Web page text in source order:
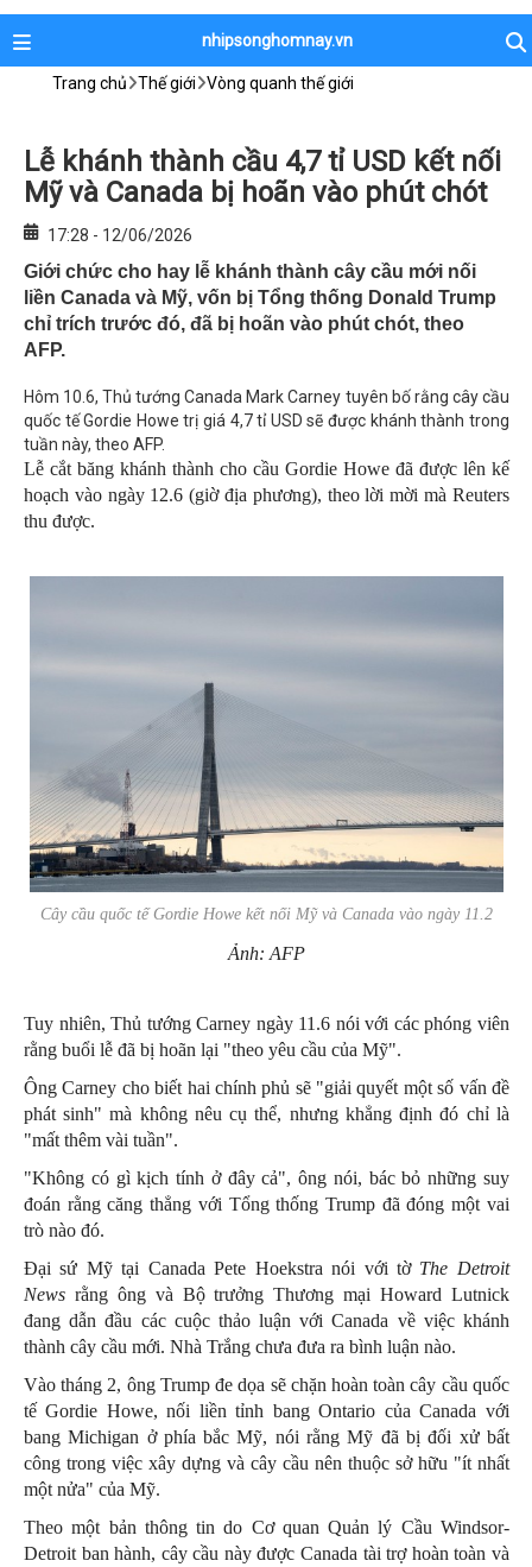
nhipsonghomnay.vn
Trang chủ Thế giới Vòng quanh thế giới
Lễ khánh thành cầu 4,7 tỉ USD kết nối
Mỹ và Canada bị hoãn vào phút chót
17:28 - 12/06/2026
Giới chức cho hay lễ khánh thành cây cầu mới nối
liền Canada và Mỹ, vốn bị Tổng thống Donald Trump
chỉ trích trước đó, đã bị hoãn vào phút chót, theo
AFP.
Hôm 10.6, Thủ tướng Canada Mark Carney tuyên bố rằng cây cầu
quốc tế Gordie Howe trị giá 4,7 tỉ USD sẽ được khánh thành trong
tuần này, theo AFP.
Lễ cắt băng khánh thành cho cầu Gordie Howe đã được lên kế
hoạch vào ngày 12.6 (giờ địa phương), theo lời mời mà Reuters
thu được.
Cây cầu quốc tế Gordie Howe kết nối Mỹ và Canada vào ngày 11.2
Ảnh: AFP
Tuy nhiên, Thủ tướng Carney ngày 11.6 nói với các phóng viên
rằng buổi lễ đã bị hoãn lại "theo yêu cầu của Mỹ".
Ông Carney cho biết hai chính phủ sẽ "giải quyết một số vấn đề
phát sinh" mà không nêu cụ thể, nhưng khẳng định đó chỉ là
"mất thêm vài tuần".
"Không có gì kịch tính ở đây cả", ông nói, bác bỏ những suy
đoán rằng căng thẳng với Tổng thống Trump đã đóng một vai
trò nào đó.
Đại sứ Mỹ tại Canada Pete Hoekstra nói với tờ The Detroit
News rằng ông và Bộ trưởng Thương mại Howard Lutnick
đang dẫn đầu các cuộc thảo luận với Canada về việc khánh
thành cây cầu mới. Nhà Trắng chưa đưa ra bình luận nào.
Vào tháng 2, ông Trump đe dọa sẽ chặn hoàn toàn cây cầu quốc
tế Gordie Howe, nối liền tỉnh bang Ontario của Canada với
bang Michigan ở phía bắc Mỹ, nói rằng Mỹ đã bị đối xử bất
công trong việc xây dựng và cây cầu nên thuộc sở hữu "ít nhất
một nửa" của Mỹ.
Theo một bản thông tin do Cơ quan Quản lý Cầu Windsor-
Detroit ban hành, cây cầu này được Canada tài trợ hoàn toàn và